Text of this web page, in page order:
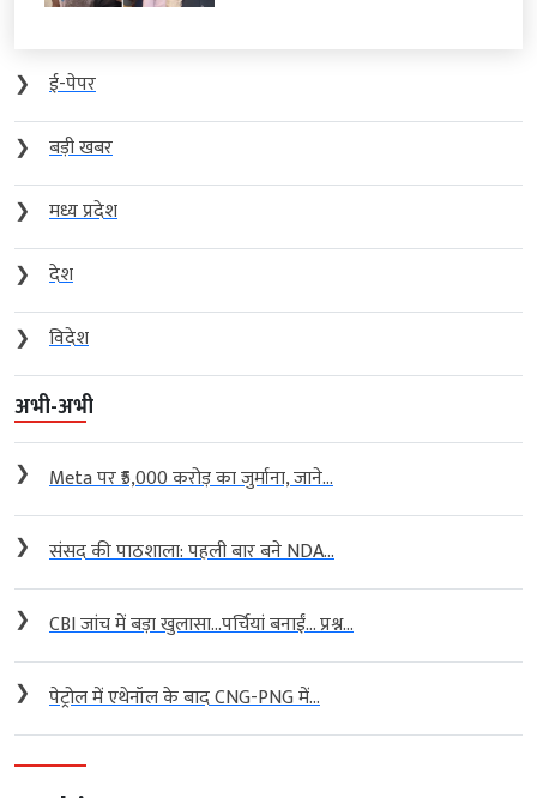
❯
ई-पेपर
❯
बड़ी खबर
❯
मध्य प्रदेश
❯
देश
❯
विदेश
अभी-अभी
❯ Meta पर ₹5,000 करोड़ का जुर्माना, जाने...
❯ संसद की पाठशाला: पहली बार बने NDA...
❯ CBI जांच में बड़ा खुलासा…पर्चियां बनाईं… प्रश्न...
❯ पेट्रोल में एथेनॉल के बाद CNG-PNG में...